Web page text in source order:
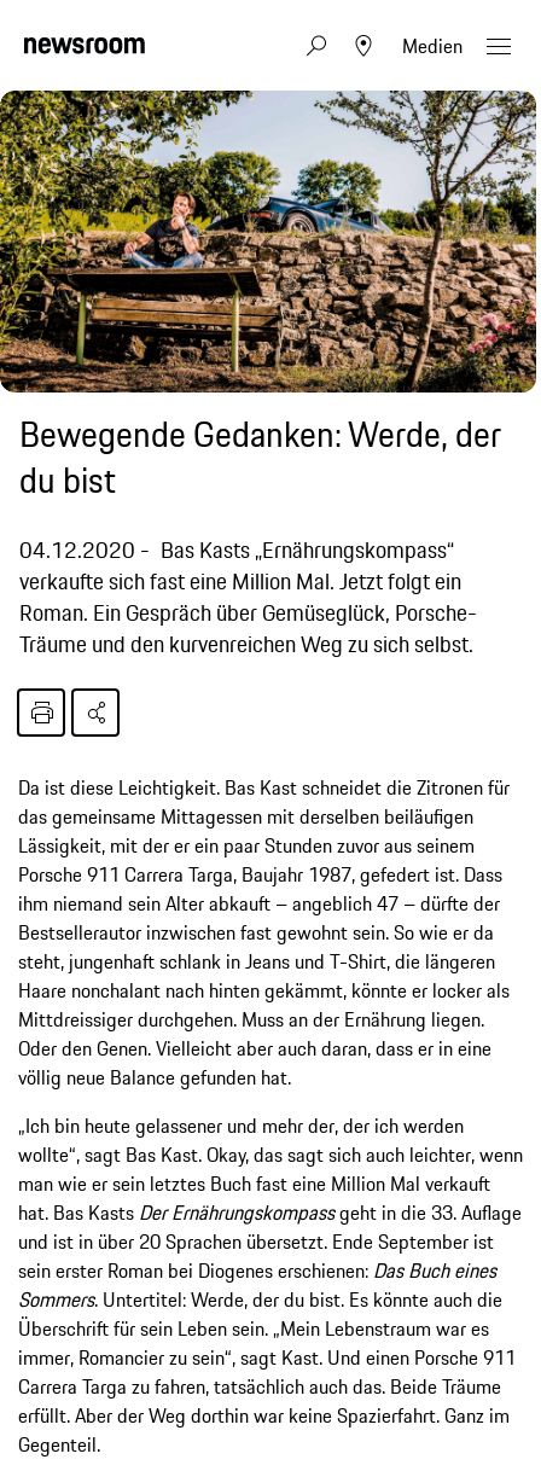
Medien
Bewegende Gedanken: Werde, der
du bist
04.12.2020
Bas Kasts „Ernährungskompass“
verkaufte sich fast eine Million Mal. Jetzt folgt ein
Roman. Ein Gespräch über Gemüseglück, Porsche-
Träume und den kurvenreichen Weg zu sich selbst.
Da ist diese Leichtigkeit. Bas Kast schneidet die Zitronen für
das gemeinsame Mittagessen mit derselben beiläufigen
Lässigkeit, mit der er ein paar Stunden zuvor aus seinem
Porsche 911 Carrera Targa, Baujahr 1987, gefedert ist. Dass
ihm niemand sein Alter abkauft – angeblich 47 – dürfte der
Bestsellerautor inzwischen fast gewohnt sein. So wie er da
steht, jungenhaft schlank in Jeans und T-Shirt, die längeren
Haare nonchalant nach hinten gekämmt, könnte er locker als
Mittdreissiger durchgehen. Muss an der Ernährung liegen.
Oder den Genen. Vielleicht aber auch daran, dass er in eine
völlig neue Balance gefunden hat.
„Ich bin heute gelassener und mehr der, der ich werden
wollte“, sagt Bas Kast. Okay, das sagt sich auch leichter, wenn
man wie er sein letztes Buch fast eine Million Mal verkauft
hat. Bas Kasts Der Ernährungskompassgeht in die 33. Auflage
und ist in über 20 Sprachen übersetzt. Ende September ist
sein erster Roman bei Diogenes erschienen: Das Buch eines
Sommers. Untertitel: Werde, der du bist. Es könnte auch die
Überschrift für sein Leben sein. „Mein Lebenstraum war es
immer, Romancier zu sein“, sagt Kast. Und einen Porsche 911
Carrera Targa zu fahren, tatsächlich auch das. Beide Träume
erfüllt. Aber der Weg dorthin war keine Spazierfahrt. Ganz im
Gegenteil.